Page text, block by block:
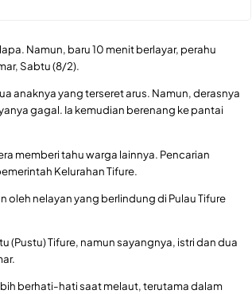
Namun, baru 10 menit berlayar, perahu
Sabtu (8/2).
anaknya yang terseret arus. Namun, derasnya
gagal. Ia kemudian berenang ke pantai
memberi tahu warga lainnya. Pencarian
Kelurahan Tifure.
nelayan yang berlindung di Pulau Tifure
(Pustu) Tifure, namun sayangnya, istri dan dua
berhati-hati saat melaut, terutama dalam